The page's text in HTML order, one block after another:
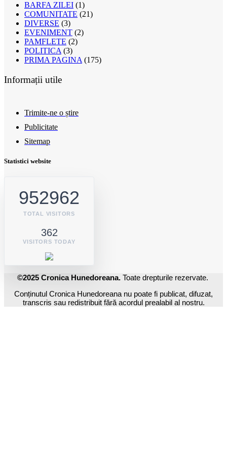
BARFA ZILEI (1)
COMUNITATE (21)
DIVERSE (3)
EVENIMENT (2)
PAMFLETE (2)
POLITICA (3)
PRIMA PAGINA (175)
Informații utile
Trimite-ne o știre
Publicitate
Sitemap
Statistici website
952962
TOTAL VISITORS
362
VISITORS TODAY
©2025 Cronica Hunedoreana.Toate drepturile rezervate.
Conținutul Cronica Hunedoreana nu poate fi publicat, difuzat,
transcris sau redistribuit fără acordul prealabil al nostru.